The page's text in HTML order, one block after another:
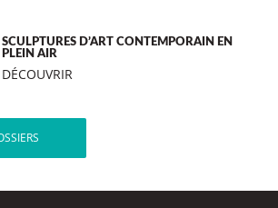
SCULPTURES D’ART CONTEMPORAIN EN
PLEIN AIR
DÉCOUVRIR